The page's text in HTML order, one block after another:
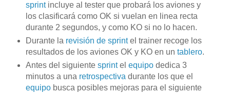
sprintincluye al tester que probará los aviones y
los clasificará como OK si vuelan en linea recta
durante 2 segundos, y como KO si no lo hacen.
Durante la revisión de sprintel trainer recoge los
resultados de los aviones OK y KO en un tablero.
Antes del siguiente sprintel equipodedica 3
minutos a una retrospectiva durante los que el
equipobusca posibles mejoras para el siguiente